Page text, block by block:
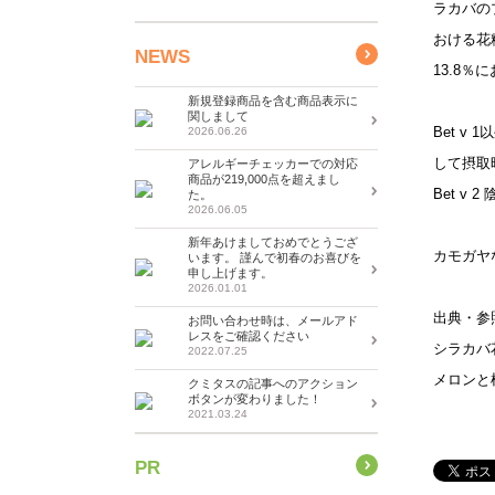
ラカバ
おける
13.8％に
Bet v 1
して摂
Bet v 2
カモガ
出典・参
シラカ
メロン
NEWS
新規登録商品を含む商品表示に
関しまして
2026.06.26
アレルギーチェッカーでの対応
商品が219,000点を超えまし
た。
2026.06.05
新年あけましておめでとうござ
います。 謹んで初春のお喜びを
申し上げます。
2026.01.01
お問い合わせ時は、メールアド
レスをご確認ください
2022.07.25
クミタスの記事へのアクション
ボタンが変わりました！
2021.03.24
PR